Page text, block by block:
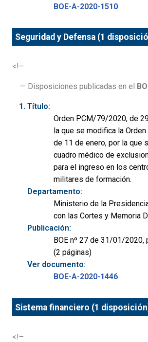
BOE-A-2020-1510
Seguridad y Defensa (1
<!–
— Disposiciones publicadas en el
Título:
Orden PCM/79/2020, de
la que se modifica la
de 11 de enero, por la que
cuadro médico de
para el ingreso en los
militares de formación.
Departamento:
Ministerio de la
con las Cortes y Memoria
Publicación:
BOE nº 27 de 31/01/2020,
(2 páginas)
Ver documento:
BOE-A-2020-1446
Sistema financiero (1
<!–